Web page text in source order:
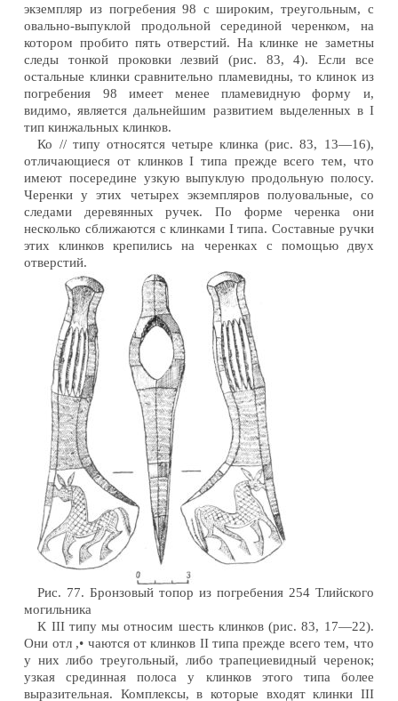
экземпляр из погребения 98 с широким, треугольным, с
овально-выпуклой продольной серединой черенком, на
котором пробито пять отверстий. На клинке не заметны
следы тонкой проковки лезвий (рис. 83, 4). Если все
остальные клинки сравнительно пламевидны, то клинок из
погребения 98 имеет менее пламевидную форму и,
видимо, является дальнейшим развитием выделенных в I
тип кинжальных клинков.
Ко // типу относятся четыре клинка (рис. 83, 13—16),
отличающиеся от клинков I типа прежде всего тем, что
имеют посередине узкую выпуклую продольную полосу.
Черенки у этих четырех экземпляров полуовальные, со
следами деревянных ручек. По форме черенка они
несколько сближаются с клинками I типа. Составные ручки
этих клинков крепились на черенках с помощью двух
отверстий.
Рис. 77. Бронзовый топор из погребения 254 Тлийского
могильника
К III типу мы относим шесть клинков (рис. 83, 17—22).
Они отл ,• чаются от клинков II типа прежде всего тем, что
у них либо треугольный, либо трапециевидный черенок;
узкая срединная полоса у клинков этого типа более
выразительная. Комплексы, в которые входят клинки III